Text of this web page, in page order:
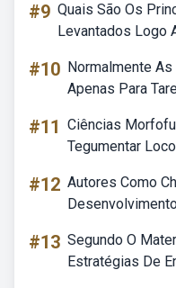
#9 Quais São Os
Levantados Logo
#10 Normalmente
Apenas Para
#11 Ciências
Tegumentar
#12 Autores Como
#13 Segundo O
Estratégias De